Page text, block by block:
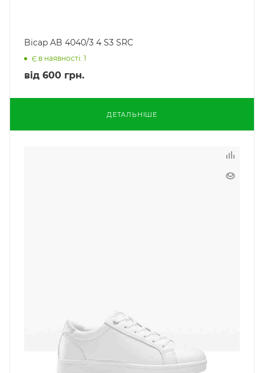
Bicap AB 4040/3 4 S3 SRC
Є в наявності: 1
від 600 грн.
ДЕТАЛЬНІШЕ